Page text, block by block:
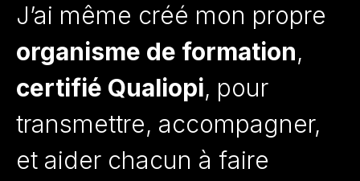
J’ai même créé mon propre
organisme de formation,
certifié Qualiopi, pour
transmettre, accompagner,
et aider chacun à faire